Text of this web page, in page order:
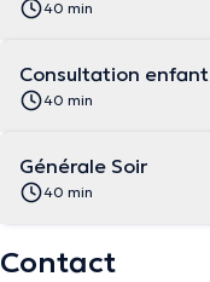
40 min
Consultation enfant
40 min
Générale Soir
40 min
Contact